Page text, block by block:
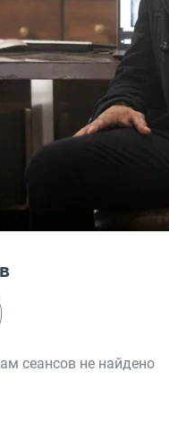
сеансов не найдено